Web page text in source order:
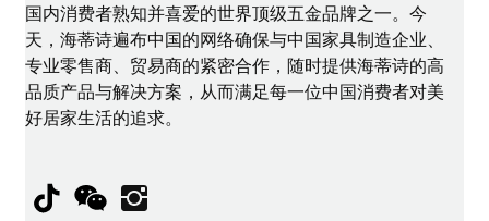
国内消费者熟知并喜爱的世界顶级五金品牌之一。今
天，海蒂诗遍布中国的网络确保与中国家具制造企业、
专业零售商、贸易商的紧密合作，随时提供海蒂诗的高
品质产品与解决方案，从而满足每一位中国消费者对美
好居家生活的追求。
TikTokWeChatInstagram